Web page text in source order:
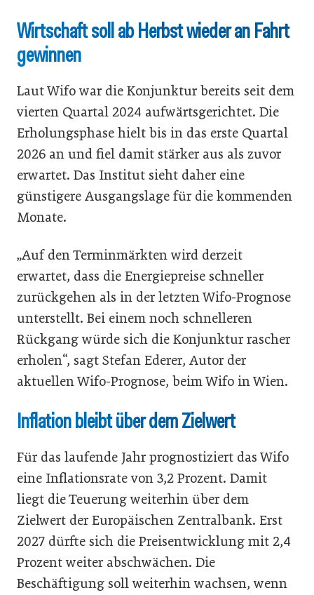
Wirtschaft soll ab Herbst wieder an Fahrt
gewinnen
Laut Wifo war die Konjunktur bereits seit dem
vierten Quartal 2024 aufwärtsgerichtet. Die
Erholungsphase hielt bis in das erste Quartal
2026 an und fiel damit stärker aus als zuvor
erwartet. Das Institut sieht daher eine
günstigere Ausgangslage für die kommenden
Monate.
„Auf den Terminmärkten wird derzeit
erwartet, dass die Energiepreise schneller
zurückgehen als in der letzten Wifo-Prognose
unterstellt. Bei einem noch schnelleren
Rückgang würde sich die Konjunktur rascher
erholen“, sagt Stefan Ederer, Autor der
aktuellen Wifo-Prognose, beim Wifo in Wien.
Inflation bleibt über dem Zielwert
Für das laufende Jahr prognostiziert das Wifo
eine Inflationsrate von 3,2 Prozent. Damit
liegt die Teuerung weiterhin über dem
Zielwert der Europäischen Zentralbank. Erst
2027 dürfte sich die Preisentwicklung mit 2,4
Prozent weiter abschwächen. Die
Beschäftigung soll weiterhin wachsen, wenn